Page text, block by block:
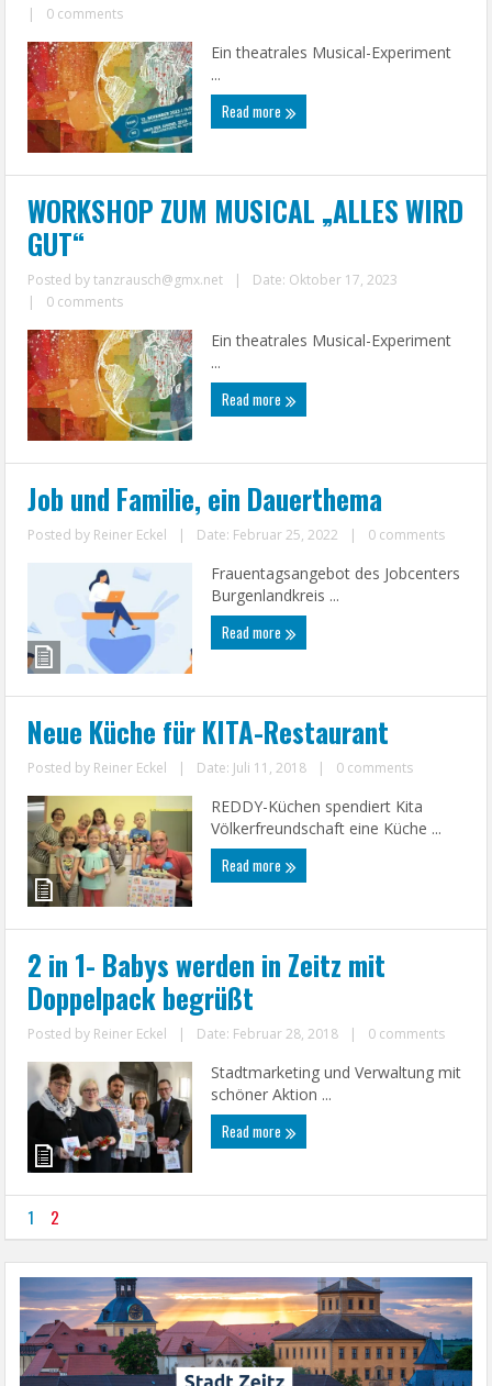
|
0 comments
Ein theatrales Musical-Experiment
...
Read more
WORKSHOP ZUM MUSICAL „ALLES WIRD
GUT“
Posted bytanzrausch@gmx.net |
Date: Oktober 17, 2023
|
0 comments
Ein theatrales Musical-Experiment
...
Read more
Job und Familie, ein Dauerthema
Posted by Reiner Eckel | Date: Februar 25, 2022 | 0 comments
Frauentagsangebot des Jobcenters
Burgenlandkreis ...
Read more
Neue Küche für KITA-Restaurant
Posted by Reiner Eckel | Date: Juli 11, 2018 | 0 comments
REDDY-Küchen spendiert Kita
Völkerfreundschaft eine Küche ...
Read more
2 in 1- Babys werden in Zeitz mit
Doppelpack begrüßt
Posted by Reiner Eckel | Date: Februar 28, 2018 | 0 comments
Stadtmarketing und Verwaltung mit
schöner Aktion ...
Read more
1 2